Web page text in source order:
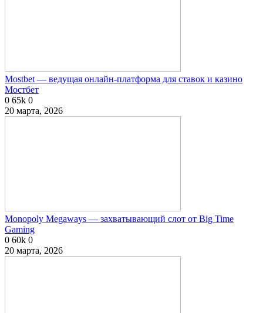
Mostbet — ведущая онлайн-платформа для ставок и казино
Мостбет
0 65k 0
20 марта, 2026
Monopoly Megaways — захватывающий слот от Big Time
Gaming
0 60k 0
20 марта, 2026